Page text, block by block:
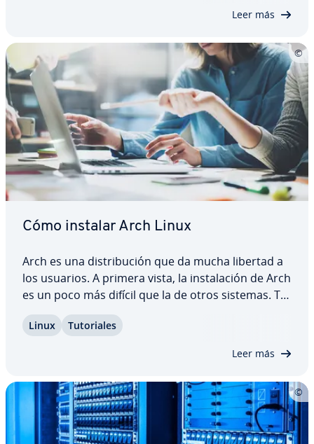
Leer más
Cómo instalar Arch Linux
Arch es una di­s­tri­bu­ción que da mucha libertad a
los usuarios. A primera vista, la in­s­ta­la­ción de Arch
es un poco más difícil que la de otros sistemas. Te
cómo instalar Arch, desde los primeros pre­pa­ra­ti­
Linux Tu­to­ria­les
Leer más